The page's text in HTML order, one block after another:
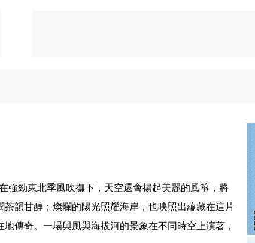
強勁東北季風吹撫下，天空還會揚起美麗的風箏，將
韻甘醇；燦爛的陽光照耀海岸，也映照出蘊藏在這片
傳奇。一場與風與海拔河的景象在不同時空上演著，